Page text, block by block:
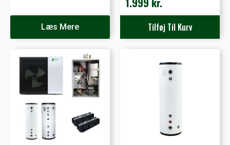
Læs Mere Tilføj Til Kurv